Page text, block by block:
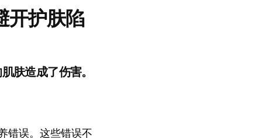
开护肤陷
肤造成了伤害。
错误。这些错误不